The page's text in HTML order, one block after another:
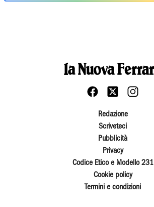
Redazione
Scriveteci
Pubblicità
Privacy
Codice Etico e Modello 231
Cookie policy
Termini e condizioni